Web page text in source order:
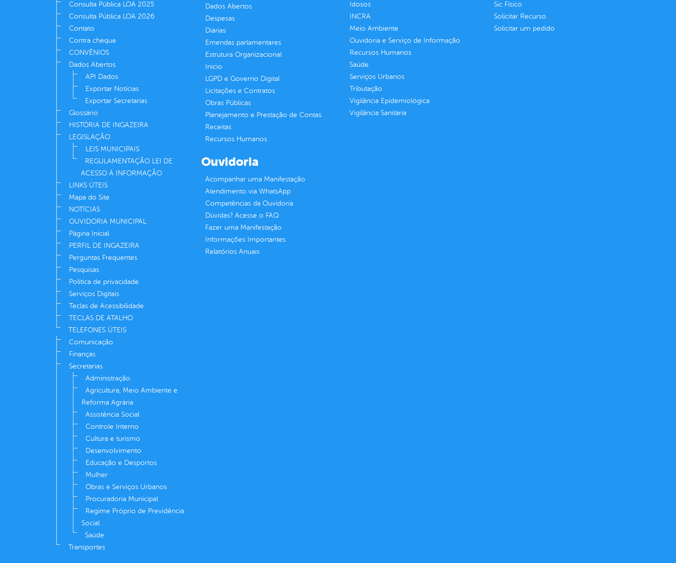
Consulta Pública LOA 2025
Consulta Pública LOA 2026
Contato
Contra cheque
CONVÊNIOS
Dados Abertos
API Dados
Exportar Notícias
Exportar Secretarias
Glossário
HISTÓRIA DE INGAZEIRA
LEGISLAÇÃO
LEIS MUNICIPAIS
REGULAMENTAÇÃO LEI DE
ACESSO À INFORMAÇÃO
LINKS ÚTEIS
Mapa do Site
NOTÍCIAS
OUVIDORIA MUNICIPAL
Página Inicial
PERFIL DE INGAZEIRA
Perguntas Frequentes
Pesquisas
Política de privacidade
Serviços Digitais
Teclas de Acessibilidade
TECLAS DE ATALHO
TELEFONES ÚTEIS
Comunicação
Finanças
Secretarias
Administração
Agricultura, Meio Ambiente e
Reforma Agrária
Assistência Social
Controle Interno
Cultura e turismo
Desenvolvimento
Educação e Desportos
Mulher
Obras e Serviços Urbanos
Procuradoria Municipal
Regime Próprio de Previdência
Social
Saúde
Transportes
Dados Abertos
Despesas
Diárias
Emendas parlamentares
Estrutura Organizacional
Inicio
LGPD e Governo Digital
Licitações e Contratos
Obras Públicas
Planejamento e Prestação de Contas
Receitas
Recursos Humanos
Idosos
INCRA
Meio Ambiente
Ouvidoria e Serviço de Informação
Recursos Humanos
Saúde
Serviços Urbanos
Tributação
Vigilância Epidemiológica
Vigilância Sanitária
Sic Físico
Solicitar Recurso
Solicitar um pedido
Ouvidoria
Acompanhar uma Manifestação
Atendimento via WhatsApp
Competências da Ouvidoria
Dúvidas? Acesse o FAQ
Fazer uma Manifestação
Informações Importantes
Relatórios Anuais